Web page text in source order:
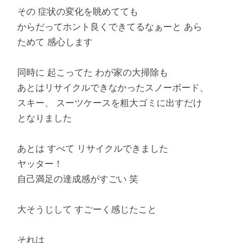
その 症状の変化を眺めてても
からだってホント良くできてるなぁーと あら
ためて 感心します
同時に 起こってた わが家の大掃除も
あとはリサイクルできなかったスノーボード、
スキー、 スーツケースを粗大ゴミに出すだけ
となりました
あとは すべて リサイクルできました
ヤッター！
自己満足の達成感がすごい 笑
大そうじして すごーく感じたこと
それは